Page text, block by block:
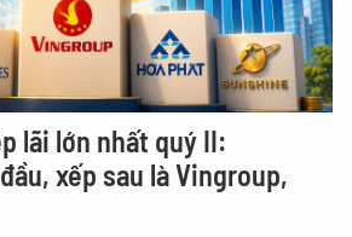
lãi lớn nhất quý II:
xếp sau là Vingroup,